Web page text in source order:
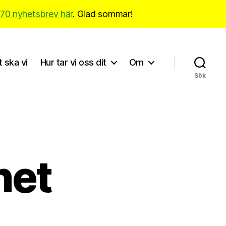
nyhetsbrev här. Glad sommar!
ska vi Hur tar vi oss dit Om
Sök